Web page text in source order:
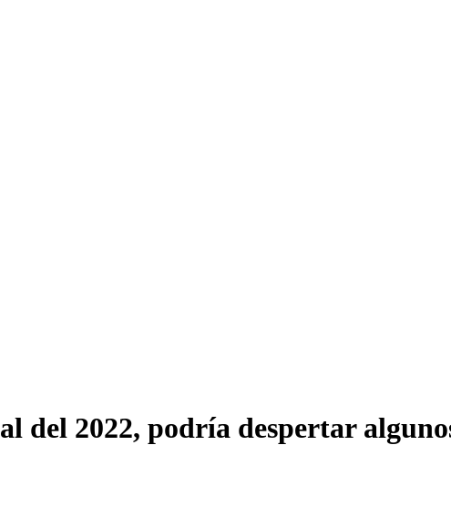
del 2022, podría despertar